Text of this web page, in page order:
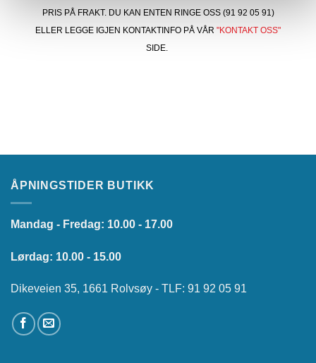
PRIS PÅ FRAKT. DU KAN ENTEN RINGE OSS (91 92 05 91)
ELLER LEGGE IGJEN KONTAKTINFO PÅ VÅR "KONTAKT OSS"
SIDE.
ÅPNINGSTIDER BUTIKK
Mandag - Fredag: 10.00 - 17.00
Lørdag: 10.00 - 15.00
Dikeveien 35, 1661 Rolvsøy - TLF: 91 92 05 91